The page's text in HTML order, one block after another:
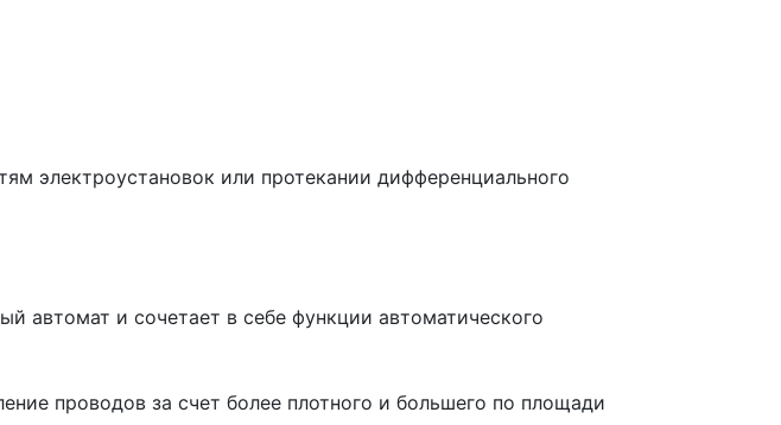
электроустановок или протекании дифференциального
автомат и сочетает в себе функции автоматического
проводов за счет более плотного и большего по площади